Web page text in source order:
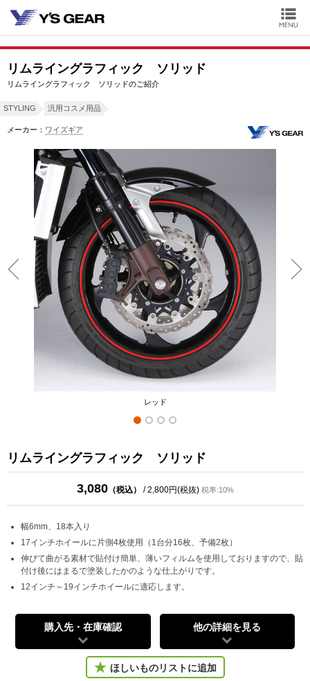
リムライングラフィック ソリッド
リムライングラフィック ソリッドのご紹介
STYLING 汎用コスメ用品
メーカー： ワイズギア
レッド
リムライングラフィック ソリッド
3,080（税込） / 2,800円(税抜) 税率:10%
幅6mm、18本入り
17インチホイールに片側4枚使用（1台分16枚、予備2枚）
伸びて曲がる素材で貼付け簡単、薄いフィルムを使用しておりますので、貼
付け後にはまるで塗装したかのような仕上がりです。
12インチ～19インチホイールに適応します。
購入先・在庫確認 他の詳細を見る
ほしいものリストに追加